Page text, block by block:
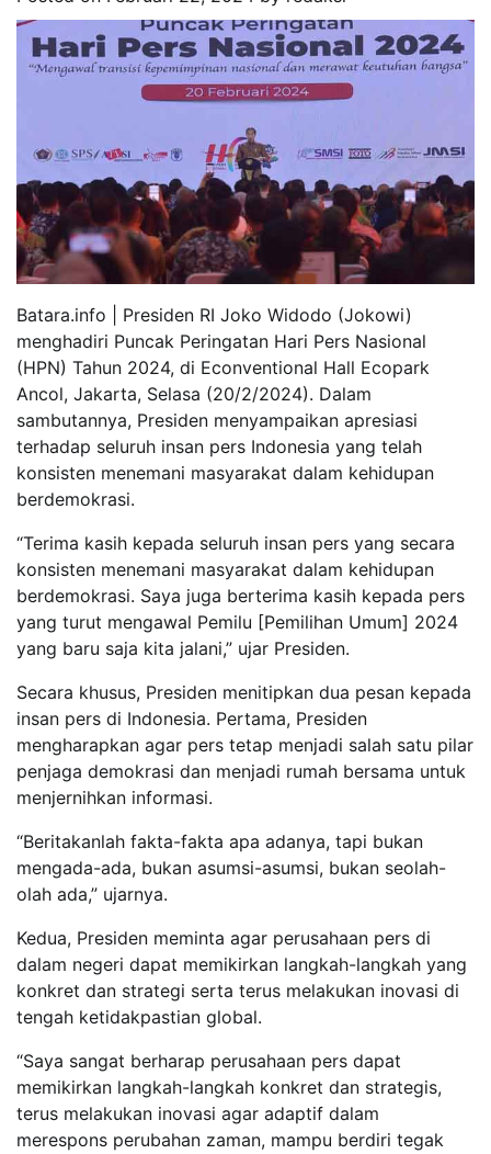
Batara.info | Presiden RI Joko Widodo (Jokowi)
menghadiri Puncak Peringatan Hari Pers Nasional
(HPN) Tahun 2024, di Econventional Hall Ecopark
Ancol, Jakarta, Selasa (20/2/2024). Dalam
sambutannya, Presiden menyampaikan apresiasi
terhadap seluruh insan pers Indonesia yang telah
konsisten menemani masyarakat dalam kehidupan
berdemokrasi.
“Terima kasih kepada seluruh insan pers yang secara
konsisten menemani masyarakat dalam kehidupan
berdemokrasi. Saya juga berterima kasih kepada pers
yang turut mengawal Pemilu [Pemilihan Umum] 2024
yang baru saja kita jalani,” ujar Presiden.
Secara khusus, Presiden menitipkan dua pesan kepada
insan pers di Indonesia. Pertama, Presiden
mengharapkan agar pers tetap menjadi salah satu pilar
penjaga demokrasi dan menjadi rumah bersama untuk
menjernihkan informasi.
“Beritakanlah fakta-fakta apa adanya, tapi bukan
mengada-ada, bukan asumsi-asumsi, bukan seolah-
olah ada,” ujarnya.
Kedua, Presiden meminta agar perusahaan pers di
dalam negeri dapat memikirkan langkah-langkah yang
konkret dan strategi serta terus melakukan inovasi di
tengah ketidakpastian global.
“Saya sangat berharap perusahaan pers dapat
memikirkan langkah-langkah konkret dan strategis,
terus melakukan inovasi agar adaptif dalam
merespons perubahan zaman, mampu berdiri tegak